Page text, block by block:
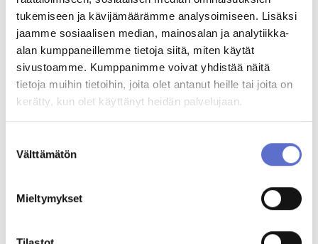
tukemiseen ja kävijämäärämme analysoimiseen. Lisäksi
jaamme sosiaalisen median, mainosalan ja analytiikka-
alan kumppaneillemme tietoja siitä, miten käytät
sivustoamme. Kumppanimme voivat yhdistää näitä
tietoja muihin tietoihin, joita olet antanut heille tai joita on
kerätty, kun olet käyttänyt heidän palvelujaan.
valinta
Välttämätön
Mieltymykset
020 506 5245
Isto Isotalo
Automyyjä
020 506 5825
020 506 5457